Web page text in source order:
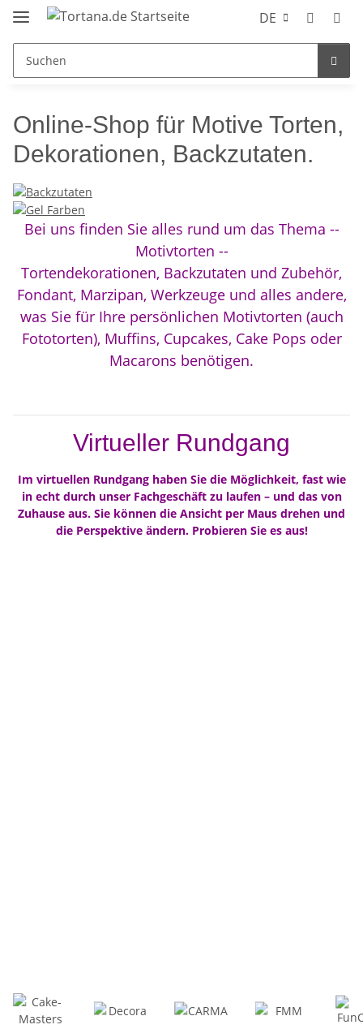
DE
Online-Shop für Motive Torten,
Dekorationen, Backzutaten.
Bei uns finden Sie alles rund um das Thema --
Motivtorten --
Tortendekorationen, Backzutaten und Zubehör,
Fondant, Marzipan, Werkzeuge und alles andere,
was Sie für Ihre persönlichen Motivtorten (auch
Fototorten), Muffins, Cupcakes, Cake Pops oder
Macarons benötigen.
Virtueller Rundgang
Im virtuellen Rundgang haben Sie die Möglichkeit, fast wie
in echt durch unser Fachgeschäft zu laufen – und das von
Zuhause aus. Sie können die Ansicht per Maus drehen und
die Perspektive ändern. Probieren Sie es aus!